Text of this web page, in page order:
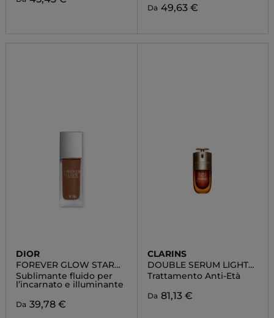
Da 49,63 €
DIOR
FOREVER GLOW STAR
FILTER
Sublimante fluido per
l’incarnato e illuminante
Da 39,78 €
CLARINS
DOUBLE SERUM LIGHT
TEXTURE
Trattamento Anti-Età
Da 81,13 €